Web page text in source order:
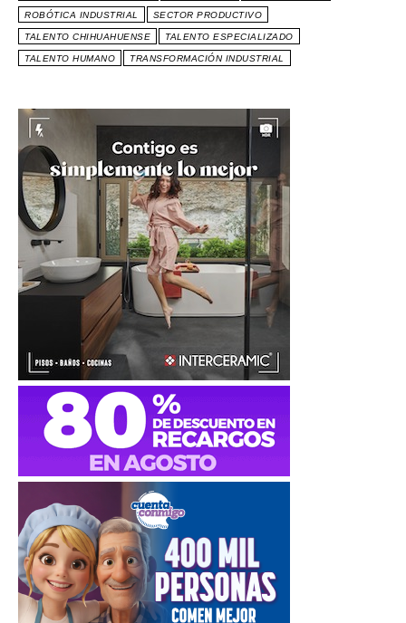
ROBÓTICA INDUSTRIAL SECTOR PRODUCTIVO
TALENTO CHIHUAHUENSE TALENTO ESPECIALIZADO
TALENTO HUMANO TRANSFORMACIÓN INDUSTRIAL